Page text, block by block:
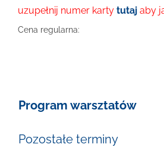
uzupełnij numer karty tutaj aby
Cena regularna:
Program warsztatów
Pozostałe terminy